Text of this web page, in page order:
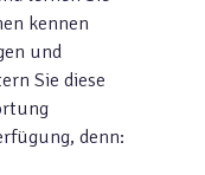
kennen
und
Sie diese
denn: